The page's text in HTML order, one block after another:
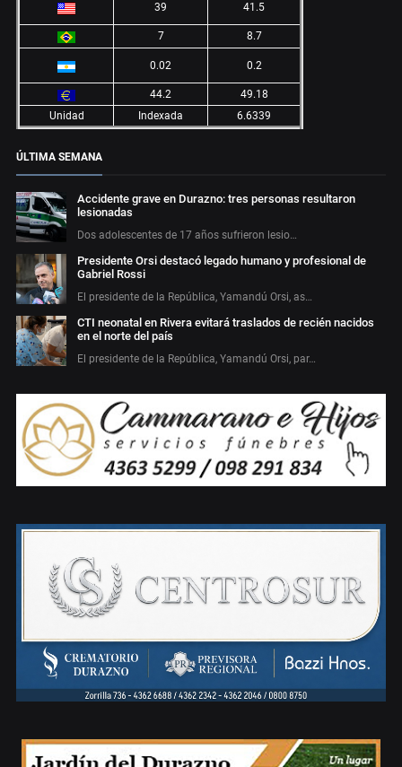
39 41.5
7 8.7
0.02 0.2
44.2
49.18
Unidad
Indexada 6.6339
ÚLTIMA SEMANA
Accidente grave en Durazno: tres personas resultaron
lesionadas
Dos adolescentes de 17 años sufrieron lesio…
Presidente Orsi destacó legado humano y profesional de
Gabriel Rossi
El presidente de la República, Yamandú Orsi, as…
CTI neonatal en Rivera evitará traslados de recién nacidos
en el norte del país
El presidente de la República, Yamandú Orsi, par…